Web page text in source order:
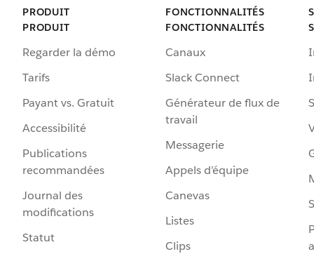
PRODUIT
PRODUIT
Regarder la démo
Tarifs
Payant vs. Gratuit
Accessibilité
Publications
recommandées
Journal des
modifications
Statut
FONCTIONNALITÉS
FONCTIONNALITÉS
Canaux
Slack Connect
Générateur de flux de
travail
Messagerie
Appels d’équipe
Canevas
Listes
Clips